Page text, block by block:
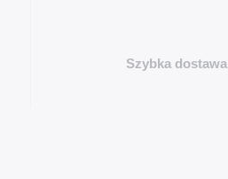
Szybka dostawa